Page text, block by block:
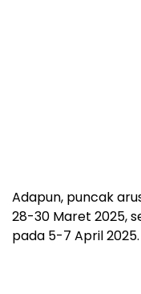
Adapun, puncak
28-30 Maret 2025,
pada 5-7 April 2025.